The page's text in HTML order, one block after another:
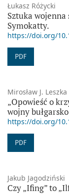
Łukasz Różycki
Sztuka wojenna
Symokatty.
https://doi.org/
PDF
Mirosław J. Leszka
„Opowieść o
wojny
https://doi.org/
PDF
Jakub Jagodziński
Czy „Ifing” to